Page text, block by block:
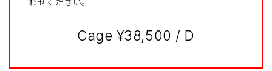
Cage ¥38,500 / D